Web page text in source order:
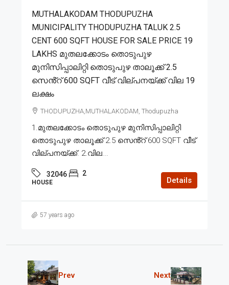
MUTHALAKODAM THODUPUZHA
MUNICIPALITY THODUPUZHA TALUK 2.5
CENT 600 SQFT HOUSE FOR SALE PRICE 19
LAKHS മുതലക്കോടം തൊടുപുഴ
മുനിസിപ്പാലിറ്റി തൊടുപുഴ താലൂക്ക് 2.5
സെൻ്റ് 600 SQFT വീട് വില്പനയ്ക്ക് വില 19
ലക്ഷം
THODUPUZHA,MUTHALAKODAM, Thodupuzha
1.മുതലക്കോടം തൊടുപുഴ മുനിസിപ്പാലിറ്റി
തൊടുപുഴ താലൂക്ക് 2.5 സെൻ്റ് 600 SQFT വീട്
വില്പനയ്ക്ക്. 2.വില...
32046 2
HOUSE Details
57 years ago
Prev Next